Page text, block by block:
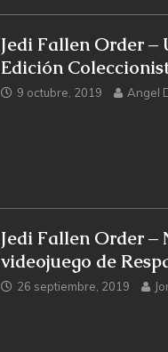
Jedi Fallen Order –
Edición
9 octubre, 2019 Angel
Jedi Fallen Order
videojuego de
26 septiembre, 2019